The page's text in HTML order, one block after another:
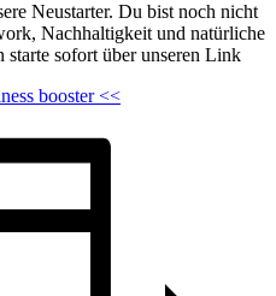
Neustarter. Du bist noch nicht
Nachhaltigkeit und natürliche
starte sofort über unseren Link
booster <<